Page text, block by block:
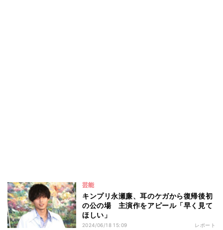
芸能
キンプリ永瀬廉、耳のケガから復帰後初
の公の場 主演作をアピール「早く見て
ほしい」
2024/06/18 15:09 レポート